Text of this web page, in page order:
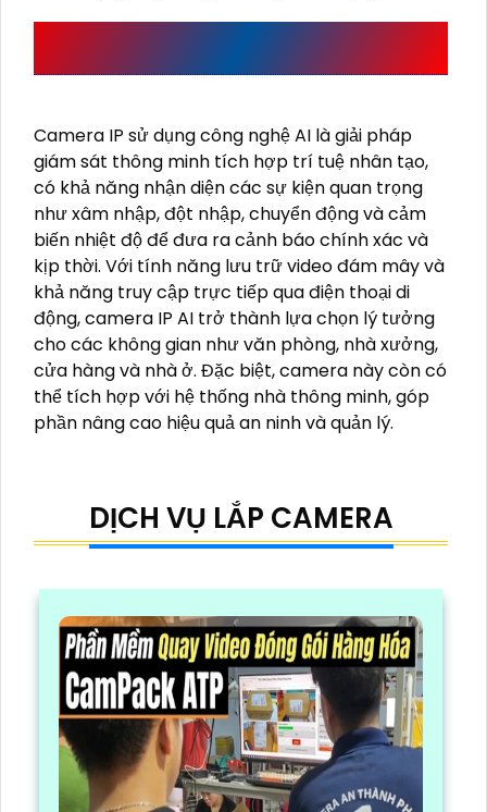
Camera IP sử dụng công nghệ AI là giải pháp
giám sát thông minh tích hợp trí tuệ nhân tạo,
có khả năng nhận diện các sự kiện quan trọng
như xâm nhập, đột nhập, chuyển động và cảm
biến nhiệt độ để đưa ra cảnh báo chính xác và
kịp thời. Với tính năng lưu trữ video đám mây và
khả năng truy cập trực tiếp qua điện thoại di
động, camera IP AI trở thành lựa chọn lý tưởng
cho các không gian như văn phòng, nhà xưởng,
cửa hàng và nhà ở. Đặc biệt, camera này còn có
thể tích hợp với hệ thống nhà thông minh, góp
phần nâng cao hiệu quả an ninh và quản lý.
DỊCH VỤ LẮP CAMERA